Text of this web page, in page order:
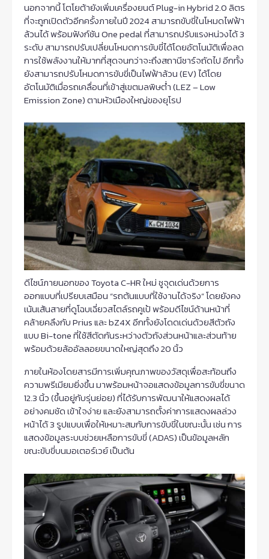
นอกจากนี้ โตโยต้ายังเพิ่มเครื่องยนต์ Plug-in Hybrid 2.0 ลิตร
ที่จะถูกเปิดตัวอีกครั้งภายในปี 2024 สามารถขับขี่ในโหมดไฟฟ้า
ล้วนได้ พร้อมฟังก์ชัน One pedal ที่สามารถปรับแรงหน่วงได้ 3
ระดับ สามารถปรับเปลี่ยนโหมดการขับขี่ได้โดยอัตโนมัติเพื่อลด
การใช้พลังงานให้มากที่สุดจนกว่าจะถึงสถานีชาร์จถัดไป อีกทั้ง
ยังสามารถปรับโหมดการขับขี่เป็นไฟฟ้าล้วน (EV) ได้โดย
อัตโนมัติเมื่อรถเคลื่อนที่เข้าสู่เขตมลพิษต่ำ (LEZ – Low
Emission Zone) ตามหัวเมืองใหญ่ของยุโรป
ดีไซน์ภายนอกของ Toyota C-HR ใหม่ ชูจุดเด่นด้วยการ
ออกแบบที่เปรียบเสมือน “รถต้นแบบที่ใช้งานได้จริง” โดยยังคง
เน้นเส้นสายที่ดูโฉบเฉี่ยวสไตล์รถคูเป้ พร้อมดีไซน์ด้านหน้าที่
คล้ายคลึงกับ Prius และ bZ4X อีกทั้งยังโดดเด่นด้วยสีตัวถัง
แบบ Bi-tone ที่ใช้สีตัดกันระหว่างตัวถังส่วนหน้าและส่วนท้าย
พร้อมด้วยล้ออัลลอยขนาดใหญ่สุดถึง 20 นิ้ว
ภายในห้องโดยสารมีการเพิ่มคุณภาพของวัสดุเพื่อสะท้อนถึง
ความพรีเมียมยิ่งขึ้น มาพร้อมหน้าจอแสดงข้อมูลการขับขี่ขนาด
12.3 นิ้ว (ขึ้นอยู่กับรุ่นย่อย) ที่ได้รับการพัฒนาให้แสดงผลได้
อย่างคมชัด เข้าใจง่าย และยังสามารถตั้งค่าการแสดงผลล่วง
หน้าได้ 3 รูปแบบเพื่อให้เหมาะสมกับการขับขี่ในขณะนั้น เช่น การ
แสดงข้อมูลระบบช่วยเหลือการขับขี่ (ADAS) เป็นข้อมูลหลัก
ขณะขับขี่บนมอเตอร์เวย์ เป็นต้น